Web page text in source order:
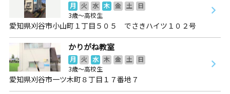
月 火 水 木 金 土
日
3歳～高校生
愛知県刈谷市小山町１丁目５０５ でさきハイツ１０２号
かりがね教室
月 火 水 木 金 土
日
3歳～高校生
愛知県刈谷市一ツ木町８丁目１７番地７